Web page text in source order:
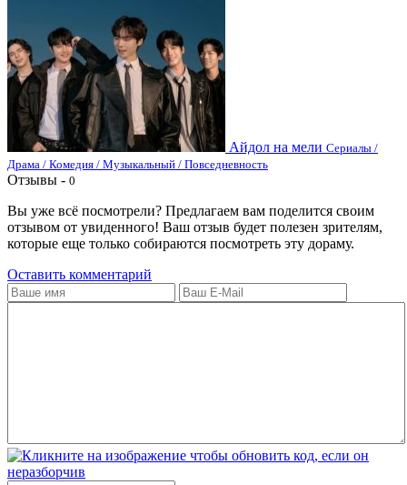
Айдол на мели Сериалы /
Драма / Комедия / Музыкальный / Повседневность
Отзывы - 0
Вы уже всё посмотрели? Предлагаем вам поделится своим
отзывом от увиденного! Ваш отзыв будет полезен зрителям,
которые еще только собираются посмотреть эту дораму.
Оставить комментарий